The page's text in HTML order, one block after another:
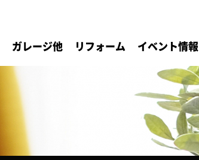
ガレージ他 リフォーム イベント情報